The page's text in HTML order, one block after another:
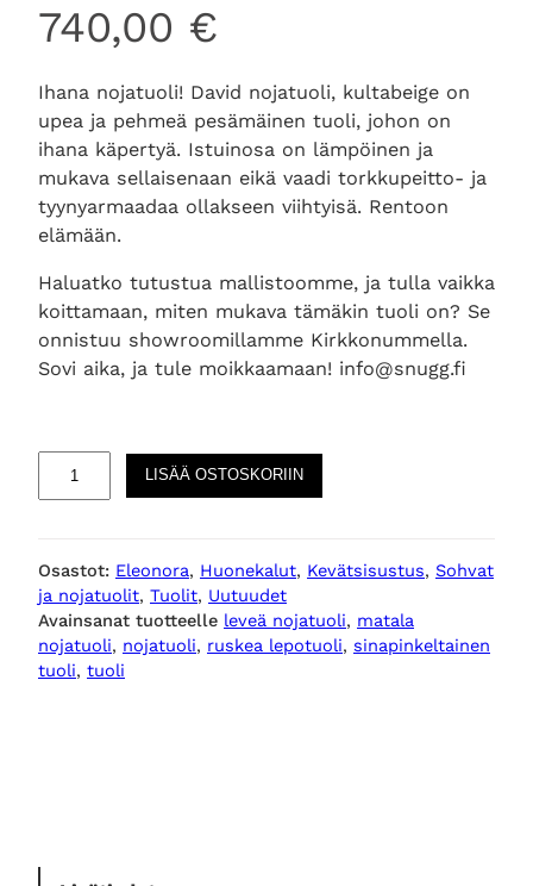
740,00 €
Ihana nojatuoli! David nojatuoli, kultabeige on
upea ja pehmeä pesämäinen tuoli, johon on
ihana käpertyä. Istuinosa on lämpöinen ja
mukava sellaisenaan eikä vaadi torkkupeitto- ja
tyynyarmaadaa ollakseen viihtyisä. Rentoon
elämään.
Haluatko tutustua mallistoomme, ja tulla vaikka
koittamaan, miten mukava tämäkin tuoli on? Se
onnistuu showroomillamme Kirkkonummella.
Sovi aika, ja tule moikkaamaan! info@snugg.fi
d
n
j
,
LISÄÄ OSTOSKORIIN
Osastot: Eleonora, Huonekalut, Kevätsisustus, Sohvat
ja nojatuolit, Tuolit, Uutuudet
Avainsanat tuotteelle leveä nojatuoli, matala
nojatuoli, nojatuoli, ruskea lepotuoli, sinapinkeltainen
tuoli, tuoli